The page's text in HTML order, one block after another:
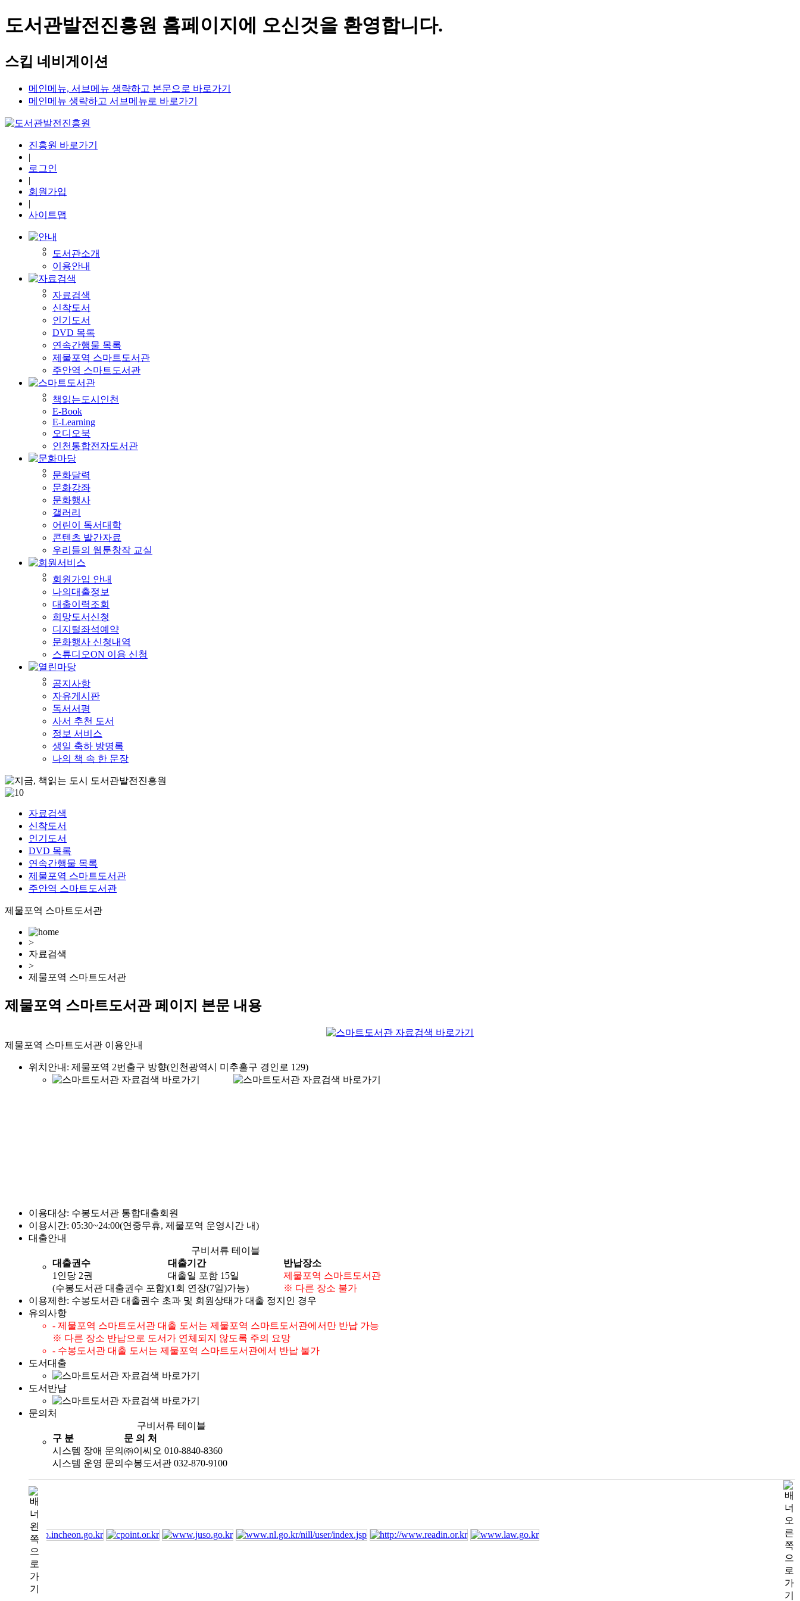
도서관발전진흥원 홈페이지에 오신것을 환영합니다.
스킵 네비게이션
메인메뉴, 서브메뉴 생략하고 본문으로 바로가기
메인메뉴 생략하고 서브메뉴로 바로가기
진흥원 바로가기
|
로그인
|
회원가입
|
사이트맵
도서관소개
이용안내
자료검색
신착도서
인기도서
DVD 목록
연속간행물 목록
제물포역 스마트도서관
주안역 스마트도서관
책읽는도시인천
E-Book
E-Learning
오디오북
인천통합전자도서관
문화달력
문화강좌
문화행사
갤러리
어린이 독서대학
콘텐츠 발간자료
우리들의 웹툰창작 교실
회원가입 안내
나의대출정보
대출이력조회
희망도서신청
디지털좌석예약
문화행사 신청내역
스튜디오ON 이용 신청
공지사항
자유게시판
독서서평
사서 추천 도서
정보 서비스
생일 축하 방명록
나의 책 속 한 문장
자료검색
신착도서
인기도서
DVD 목록
연속간행물 목록
제물포역 스마트도서관
주안역 스마트도서관
제물포역 스마트도서관
>
자료검색
>
제물포역 스마트도서관
제물포역 스마트도서관 페이지 본문 내용
제물포역 스마트도서관 이용안내
위치안내: 제물포역 2번출구 방향(인천광역시 미추홀구 경인로 129)
이용대상: 수봉도서관 통합대출회원
이용시간: 05:30~24:00(연중무휴, 제물포역 운영시간 내)
대출안내
구비서류 테이블
대출권수
대출기간
반납장소
1인당 2권
(수봉도서관 대출권수 포함)
대출일 포함 15일
(1회 연장(7일)가능)
제물포역 스마트도서관
※ 다른 장소 불가
이용제한: 수봉도서관 대출권수 초과 및 회원상태가 대출 정지인 경우
유의사항
- 제물포역 스마트도서관 대출 도서는 제물포역 스마트도서관에서만 반납 가능
※ 다른 장소 반납으로 도서가 연체되지 않도록 주의 요망
- 수봉도서관 대출 도서는 제물포역 스마트도서관에서 반납 불가
도서대출
도서반납
문의처
구비서류 테이블
구 분
문 의 처
시스템 장애 문의 ㈜이씨오 010-8840-8360
시스템 운영 문의 수봉도서관 032-870-9100